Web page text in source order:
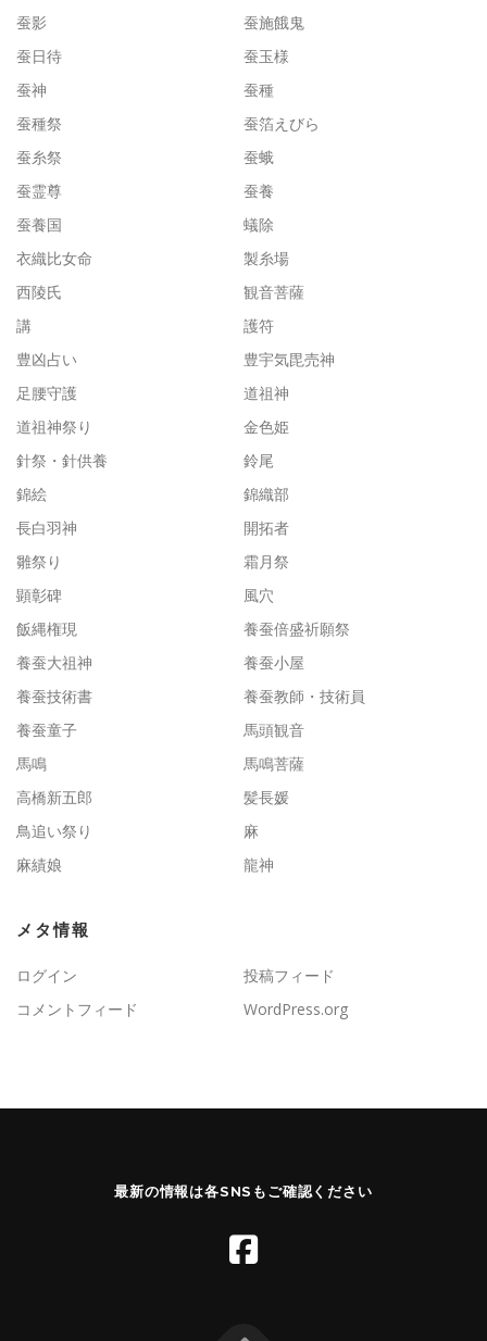
蚕影
蚕施餓鬼
蚕日待
蚕玉様
蚕神
蚕種
蚕種祭
蚕箔えびら
蚕糸祭
蚕蛾
蚕霊尊
蚕養
蚕養国
蟻除
衣織比女命
製糸場
西陵氏
観音菩薩
講
護符
豊凶占い
豊宇気毘売神
足腰守護
道祖神
道祖神祭り
金色姫
針祭・針供養
鈴尾
錦絵
錦織部
長白羽神
開拓者
雛祭り
霜月祭
顕彰碑
風穴
飯縄権現
養蚕倍盛祈願祭
養蚕大祖神
養蚕小屋
養蚕技術書
養蚕教師・技術員
養蚕童子
馬頭観音
馬鳴
馬鳴菩薩
高橋新五郎
髪長媛
鳥追い祭り
麻
麻績娘
龍神
メタ情報
ログイン
投稿フィード
コメントフィード
WordPress.org
最新の情報は各SNSもご確認ください